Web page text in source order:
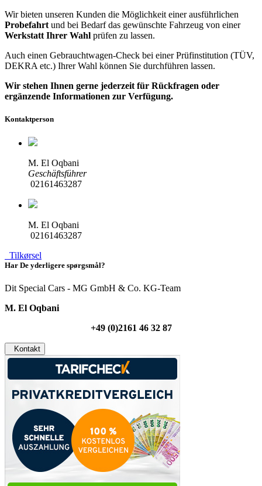
Wir bieten unseren Kunden die Möglichkeit einer ausführlichen
Probefahrt und bei Bedarf das gewünschte Fahrzeug von einer
Werkstatt Ihrer Wahl prüfen zu lassen.
Auch einen Gebrauchtwagen-Check bei einer Prüfinstitution (TÜV,
DEKRA etc.) Ihrer Wahl können Sie durchführen lassen.
Wir stehen Ihnen gerne jederzeit für Rückfragen oder
ergänzende Informationen zur Verfügung.
Kontaktperson
M. El Oqbani
Geschäftsführer
02161463287
M. El Oqbani
02161463287
Tilkørsel
Har De yderligere spørgsmål?
Dit Special Cars - MG GmbH & Co. KG-Team
M. El Oqbani
+49 (0)2161 46 32 87
Kontakt